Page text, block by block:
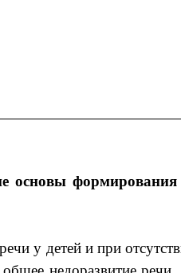
основы
у детей и при